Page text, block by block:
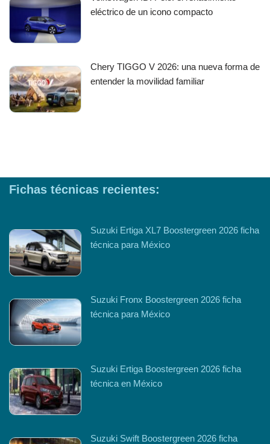
eléctrico de un icono compacto
Chery TIGGO V 2026: una nueva forma de
entender la movilidad familiar
Fichas técnicas recientes:
Suzuki Ertiga XL7 Boostergreen 2026 ficha
técnica para México
Suzuki Fronx Boostergreen 2026 ficha
técnica para México
Suzuki Ertiga Boostergreen 2026 ficha
técnica en México
Suzuki Swift Boostergreen 2026 ficha